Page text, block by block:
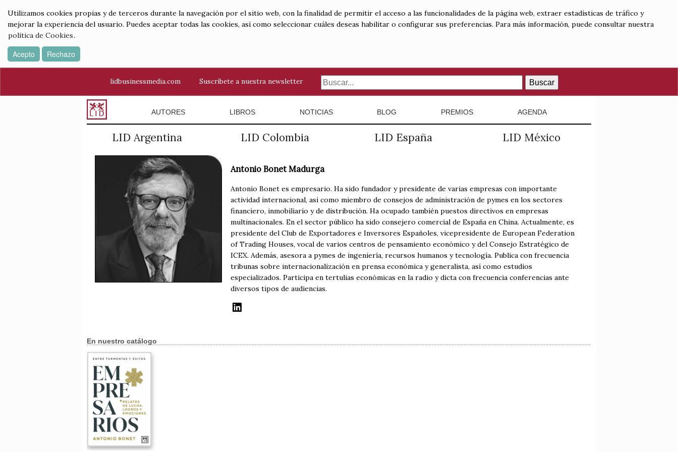
Utilizamos cookies propias y de terceros durante la navegación por el sitio web, con la finalidad de permitir el acceso a las funcionalidades de la página web, extraer estadísticas de tráfico y
mejorar la experiencia del usuario. Puedes aceptar todas las cookies, así como seleccionar cuáles deseas habilitar o configurar sus preferencias. Para más información, puede consultar nuestra
política de Cookies.
Acepto Rechazo
lidbusinessmedia.com Suscríbete a nuestra newsletter Buscar
AUTORES LIBROS NOTICIAS BLOG PREMIOS AGENDA
LID Argentina LID Colombia LID España LID México
Antonio Bonet Madurga
Antonio Bonet es empresario. Ha sido fundador y presidente de varias empresas con importante
actividad internacional, así como miembro de consejos de administración de pymes en los sectores
financiero, inmobiliario y de distribución. Ha ocupado también puestos directivos en empresas
multinacionales. En el sector público ha sido consejero comercial de España en China. Actualmente, es
presidente del Club de Exportadores e Inversores Españoles, vicepresidente de European Federation
of Trading Houses, vocal de varios centros de pensamiento económico y del Consejo Estratégico de
ICEX. Además, asesora a pymes de ingeniería, recursos humanos y tecnología. Publica con frecuencia
tribunas sobre internacionalización en prensa económica y generalista, así como estudios
especializados. Participa en tertulias económicas en la radio y dicta con frecuencia conferencias ante
diversos tipos de audiencias.
En nuestro catálogo